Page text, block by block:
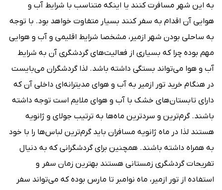
به این شهر مسافرت کنند یا اینکه متناسب با شرایط آب و
هوایی آن اقدام به سفر کنند بسیار متفاوت خواهد بود. با توجه
به ساحلی بودن شهر ازمیر، مشخصا شرایط اقلیمی و آب و هوایی
مهم بوده چرا که بسیاری از فعالیت‌های گردشگری آن به شرایط
آب و هوا می‌تواند بستگی داشته باشد. لذا گردشگران می‌بایست
در هنگام خرید تور ازمیر به آب و هوای مدیترانه‌ای داخلی آن که
دارای تابستان‌های خشک با آب و هوای ملایم است توجه داشته
باشند. گرم‌ترین و سردترین ماه‌ها به ترتیب جولای و ژانویه
هستند لذا در ماه ژانویه مسافران باید گرم‌ترین لباس‌ها را با خود
به همراه داشته باشند. همچنین برای گردشگرانی که به دنیال
تفریحات گردشگری زمستانی هستند بهترین زمان سفر و
استفاده از تور ازمیر، ماه نوامبر تا مارس بوده که می‌تواند سفر